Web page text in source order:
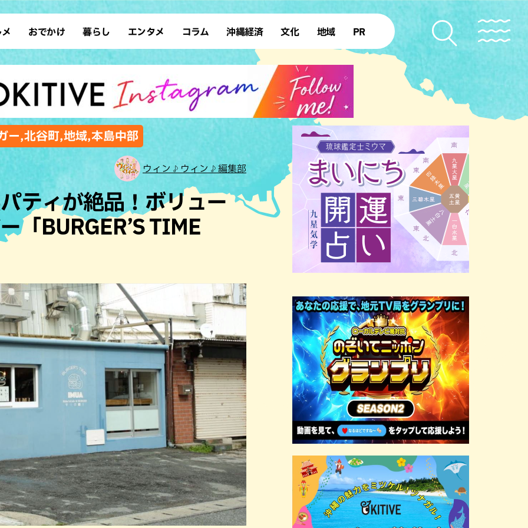
ン 沖縄そば
ウト カフェ
和食・日本料理
理 アジア・エスニック
イタリアン
フレンチ
・焼肉 焼鳥・串料理
肉料理 居酒屋・バー
イキング
ガー タコス・タコライス
おでかけ
デート ドライブ
散歩 ソロ活
歴史 体験
アート
ショッピング ホテル
サウナ 公園
沖縄の海
暮らし
レシピ SDGs
ファッション ローカルニュース
沖縄移住 沖縄旧暦行事
エンタメ
スポーツ 占い
タレント・芸人 テレビ
コラム 沖縄経済 文化
復帰50年
地域
本島北部 本島中部
本島南部 先島諸島
北部離島
PR
ー,北谷町,地域,本島中部
ウィン♪ウィン♪編集部
ティが絶品！ボリュー
「BURGER’S TIME